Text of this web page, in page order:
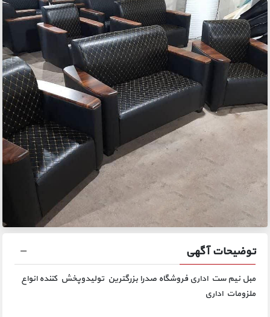
توضیحات آگهی
مبل نیم ست اداری فروشگاه صدرا بزرگترین تولیدوپخش کننده انواع
ملزومات اداری